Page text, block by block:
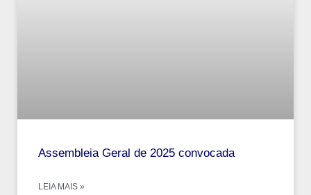
Assembleia Geral de 2025 convocada
LEIA MAIS »